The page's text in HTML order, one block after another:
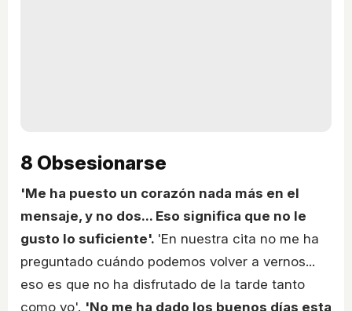
8 Obsesionarse
'Me ha puesto un corazón nada más en el
mensaje, y no dos... Eso significa que no le
gusto lo suficiente'. 'En nuestra cita no me ha
preguntado cuándo podemos volver a vernos...
eso es que no ha disfrutado de la tarde tanto
como yo'. 'No me ha dado los buenos días esta